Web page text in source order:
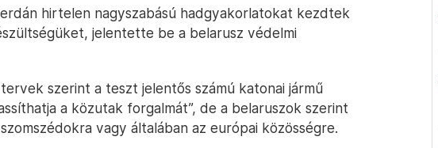
hirtelen nagyszabású hadgyakorlatokat kezdtek
jelentette be a belarusz védelmi
szerint a teszt jelentős számú katonai jármű
a közutak forgalmát”, de a belaruszok szerint
vagy általában az európai közösségre.